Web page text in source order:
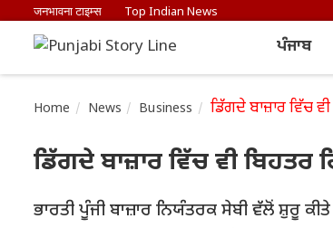
जनभावना टाइम्स Top Indian News
ਪੰਜਾਬ
Home News Business ਡਿੱਗਦੇ ਬਾਜ਼ਾਰ ਵਿੱਚ
ਡਿੱਗਦੇ ਬਾਜ਼ਾਰ ਵਿੱਚ ਵੀ ਬਿਹਤਰ
ਭਾਰਤੀ ਪੂੰਜੀ ਬਾਜ਼ਾਰ ਨਿਯੰਤਰਕ ਸੇਬੀ ਵੱਲੋਂ ਸ਼ੁਰੂ